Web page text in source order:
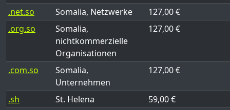
.net.so
Somalia, Netzwerke
127,00 €
.org.so
Somalia,
nichtkommerzielle
Organisationen
127,00 €
.com.so
Somalia,
Unternehmen
127,00 €
.sh St. Helena
59,00 €